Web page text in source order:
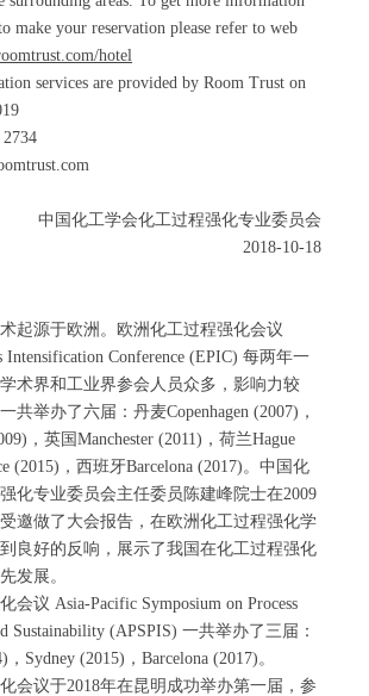
make your reservation please refer to web
hotel
services are provided by Room Trust on
中国化工学会化工过程强化专业委员会
2018-10-18
起源于欧洲。欧洲化工过程强化会议
Intensification Conference (EPIC) 每两年一
术界和工业界参会人员众多，影响力较
共举办了六届：丹麦Copenhagen (2007)，
，英国Manchester (2011)，荷兰Hague
(2015)，西班牙Barcelona (2017)。中国化
化专业委员会主任委员陈建峰院士在2009
邀做了大会报告，在欧洲化工过程强化学
良好的反响，展示了我国在化工过程强化
发展。
会议 Asia-Pacific Symposium on Process
Sustainability (APSPIS) 一共举办了三届：
，Sydney (2015)，Barcelona (2017)。
会议于2018年在昆明成功举办第一届，参